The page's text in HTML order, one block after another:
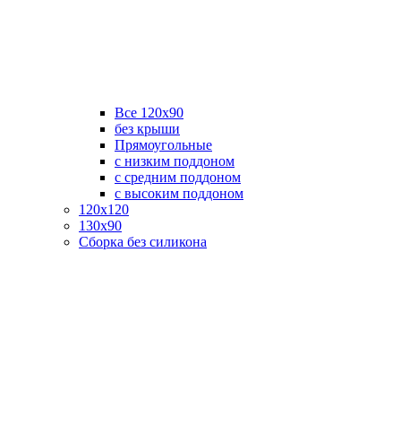
Все 120х90
без крыши
Прямоугольные
с низким поддоном
с средним поддоном
с высоким поддоном
120х120
130х90
Сборка без силикона